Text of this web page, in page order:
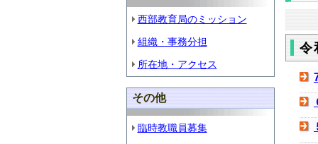
西部教育局のミッション
組織・事務分担
所在地・アクセス
その他
臨時教職員募集
令